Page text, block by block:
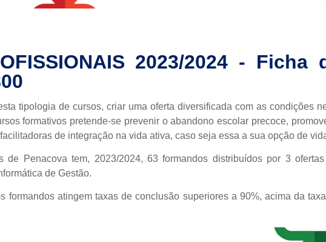
2023/2024 - Ficha
tipologia de cursos, criar uma oferta diversificada com as condições
formativos pretende-se prevenir o abandono escolar precoce,
de integração na vida ativa, caso seja essa a sua opção de
de Penacova tem, 2023/2024, 63 formandos distribuídos por 3
de Gestão.
formandos atingem taxas de conclusão superiores a 90%, acima da